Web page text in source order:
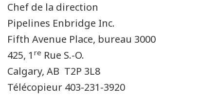
Chef de la direction
Pipelines Enbridge Inc.
Fifth Avenue Place, bureau 3000
425, 1 re Rue S.-O.
Calgary, AB T2P 3L8
Télécopieur 403-231-3920